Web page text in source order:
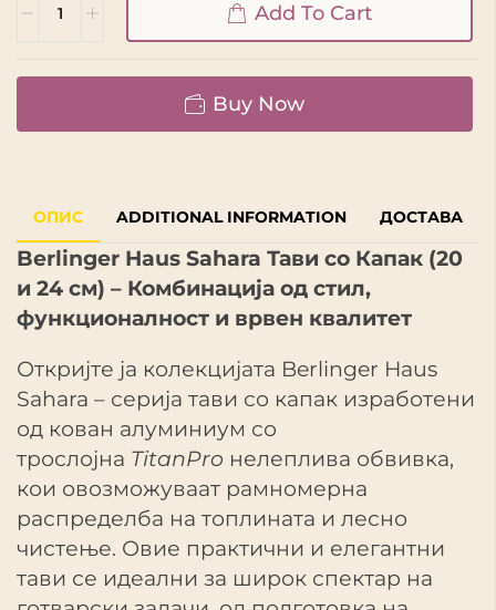
Add To Cart
Buy Now
ОПИС ADDITIONAL INFORMATION ДОСТАВА
Berlinger Haus Sahara Тави со Капак (20
и 24 см) – Комбинација од стил,
функционалност и врвен квалитет
Откријте ја колекцијата Berlinger Haus
Sahara – серија тави со капак изработени
од кован алуминиум со
трослојна TitanPro нелеплива обвивка,
кои овозможуваат рамномерна
распределба на топлината и лесно
чистење. Овие практични и елегантни
тави се идеални за широк спектар на